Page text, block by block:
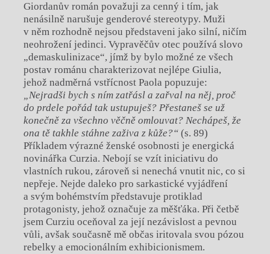
Giordanův román považuji za cenný i tím, jak
nenásilně narušuje genderové stereotypy. Muži
v něm rozhodně nejsou představeni jako silní, ničím
neohrožení jedinci. Vypravěčův otec používá slovo
„demaskulinizace“, jímž by bylo možné ze všech
postav románu charakterizovat nejlépe Giulia,
jehož nadměrná vstřícnost Paola popuzuje:
„Nejradši bych s ním zatřásl a zařval na něj, proč
do prdele pořád tak ustupuješ? Přestaneš se už
konečně za všechno věčně omlouvat? Nechápeš, že
ona tě takhle stáhne zaživa z kůže?“(s. 89)
Příkladem výrazné ženské osobnosti je energická
novinářka Curzia. Nebojí se vzít iniciativu do
vlastních rukou, zároveň si nenechá vnutit nic, co si
nepřeje. Nejde daleko pro sarkastické vyjádření
a svým bohémstvím představuje protiklad
protagonisty, jehož označuje za měšťáka. Při četbě
jsem Curziu oceňoval za její nezávislost a pevnou
vůli, avšak současně mě občas iritovala svou pózou
rebelky a emocionálním exhibicionismem.